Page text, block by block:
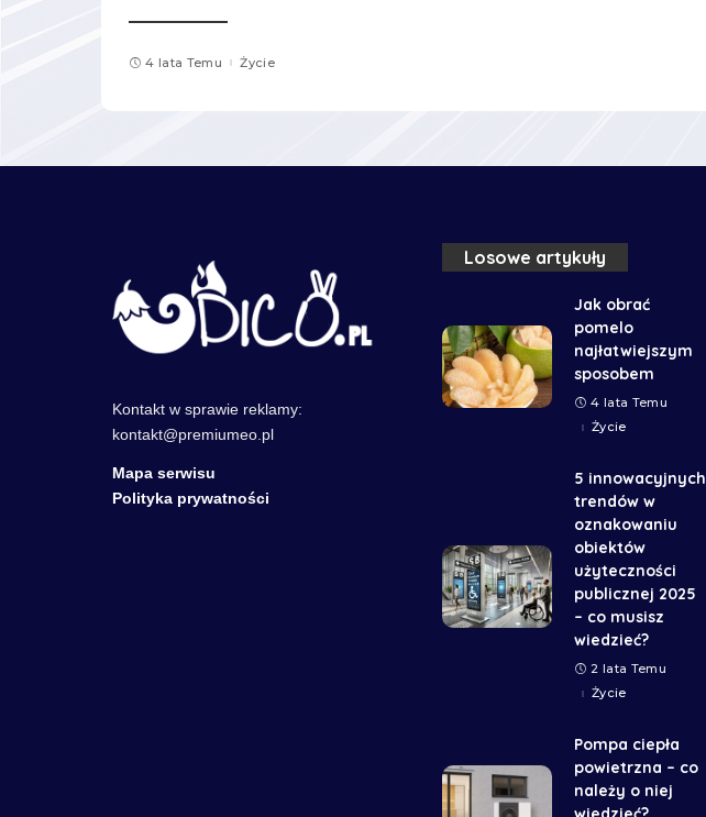
4 lata Temu Życie
Kontakt w sprawie reklamy:
kontakt@premiumeo.pl
Mapa serwisu
Polityka prywatności
Losowe artykuły
Jak obrać
pomelo
najłatwiejszym
sposobem
4 lata Temu
Życie
5 innowacyjnych
trendów w
oznakowaniu
obiektów
użyteczności
publicznej 2025
– co musisz
wiedzieć?
2 lata Temu
Życie
Pompa ciepła
powietrzna – co
należy o niej